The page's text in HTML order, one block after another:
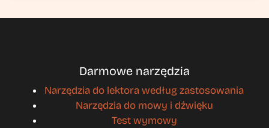
Darmowe narzędzia
Narzędzia do lektora według zastosowania
Narzędzia do mowy i dźwięku
Test wymowy